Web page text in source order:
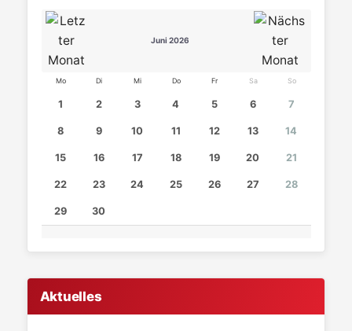
Juni 2026
Mo Di Mi Do Fr Sa So
1 2 3 4 5 6 7
8 9 10 11 12 13 14
15 16 17 18 19 20 21
22 23 24 25 26 27 28
29 30
Aktuelles